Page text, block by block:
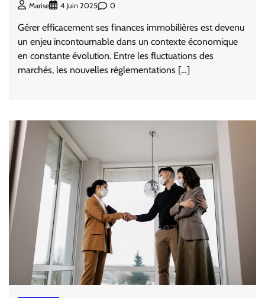
Marise 4 Juin 2025 0
Gérer efficacement ses finances immobilières est devenu
un enjeu incontournable dans un contexte économique
en constante évolution. Entre les fluctuations des
marchés, les nouvelles réglementations […]